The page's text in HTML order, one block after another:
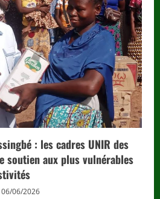
: les cadres UNIR des
soutien aux plus vulnérables
06/06/2026